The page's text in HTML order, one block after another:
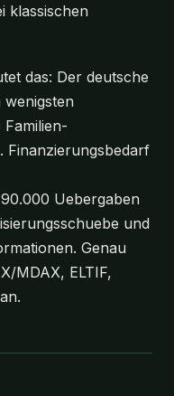
klassischen
das: Der deutsche
wenigsten
Finanzierungsbedarf
Uebergaben
und
Genau
MDAX, ELTIF,